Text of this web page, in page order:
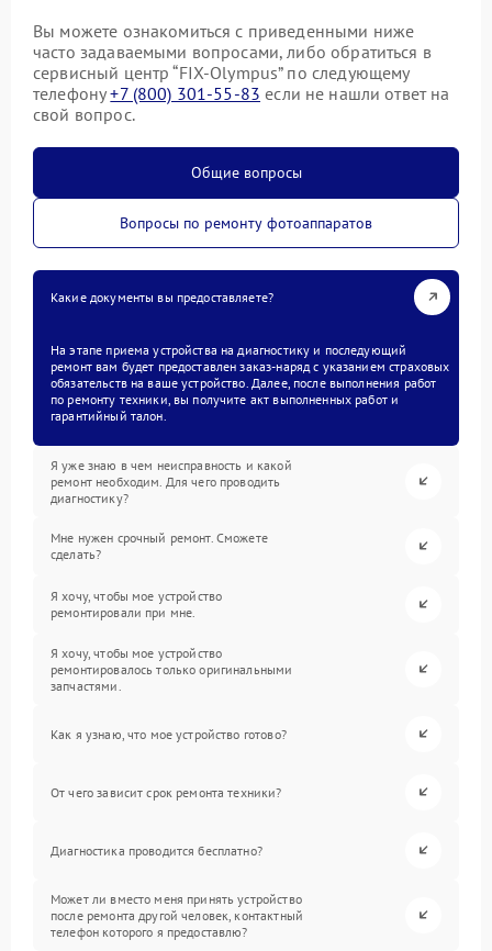
Вы можете ознакомиться с приведенными ниже
часто задаваемыми вопросами, либо обратиться в
сервисный центр “FIX-Olympus” по следующему
телефону+7 (800) 301-55-83 если не нашли ответ на
свой вопрос.
Общие вопросы
Вопросы по ремонту фотоаппаратов
Какие документы вы предоставляете?
На этапе приема устройства на диагностику и последующий
ремонт вам будет предоставлен заказ-наряд с указанием страховых
обязательств на ваше устройство. Далее, после выполнения работ
по ремонту техники, вы получите акт выполненных работ и
гарантийный талон.
Я уже знаю в чем неисправность и какой
ремонт необходим. Для чего проводить
диагностику?
Мне нужен срочный ремонт. Сможете
сделать?
Я хочу, чтобы мое устройство
ремонтировали при мне.
Я хочу, чтобы мое устройство
ремонтировалось только оригинальными
запчастями.
Как я узнаю, что мое устройство готово?
От чего зависит срок ремонта техники?
Диагностика проводится бесплатно?
Может ли вместо меня принять устройство
после ремонта другой человек, контактный
телефон которого я предоставлю?